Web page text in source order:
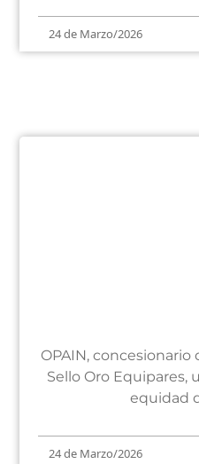
24 de Marzo/2026
OPAIN, concesionario
Sello Oro
equidad
24 de Marzo/2026